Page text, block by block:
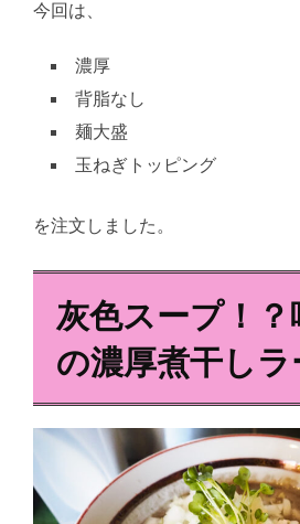
今回は、
濃厚
背脂なし
麺大盛
玉ねぎトッピング
を注文しました。
灰色スープ！？
の濃厚煮干しラ